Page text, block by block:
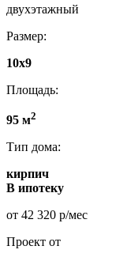
двухэтажный
Размер:
10х9
Площадь:
95 м2
Тип дома:
кирпич
В ипотеку
от 42 320 р/мес
Проект от